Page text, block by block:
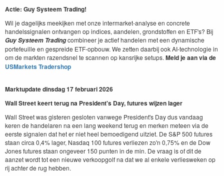
Actie: Guy Systeem Trading!
Wil je dagelijks meekijken met onze intermarket-analyse en concrete
handelssignalen ontvangen op indices, aandelen, grondstoffen en ETF's? Bij
Guy Systeem Tradingcombineer je actief handelen met een dynamische
portefeuille en gespreide ETF-opbouw. We zetten daarbij ook AI-technologie in
om de markten razendsnel te scannen op kansrijke setups. Meld je aan via de
USMarkets Tradershop
Marktupdate dinsdag 17 februari 2026
Wall Street keert terug na President's Day, futures wijzen lager
Wall Street was gisteren gesloten vanwege President's Day dus vandaag
keren de handelaren na een lang weekend terug en merken meteen via de
eerste signalen dat het er niet heel bemoedigend uitziet. De S&P 500 futures
staan circa 0,4% lager, Nasdaq 100 futures verliezen zo'n 0,75% en de Dow
Jones futures staan ongeveer 150 punten in de min. De vraag is of dit de
aanzet wordt tot een nieuwe verkoopgolf na dat we al enkele verliesweken op
rij achter de rug hebben.